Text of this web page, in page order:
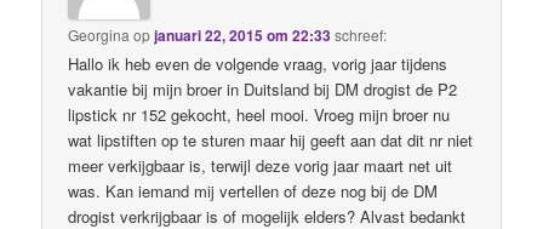
Georgina opjanuari 22, 2015 om 22:33schreef:
Hallo ik heb even de volgende vraag, vorig jaar tijdens
vakantie bij mijn broer in Duitsland bij DM drogist de P2
lipstick nr 152 gekocht, heel mooi. Vroeg mijn broer nu
wat lipstiften op te sturen maar hij geeft aan dat dit nr niet
meer verkijgbaar is, terwijl deze vorig jaar maart net uit
was. Kan iemand mij vertellen of deze nog bij de DM
drogist verkrijgbaar is of mogelijk elders? Alvast bedankt